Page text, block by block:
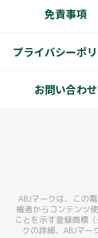
免責事項
プライバシーポ
お問い合わせ
ABJマークは、この
権者からコンテンツ
ことを示す登録商標
クの詳細、ABJマー